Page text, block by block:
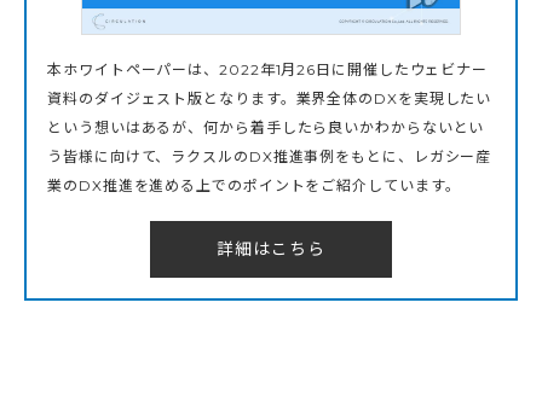
本ホワイトペーパーは、2022年1月26日に開催したウェビナー
資料のダイジェスト版となります。業界全体のDXを実現したい
という想いはあるが、何から着手したら良いかわからないとい
う皆様に向けて、ラクスルのDX推進事例をもとに、レガシー産
業のDX推進を進める上でのポイントをご紹介しています。
詳細はこちら